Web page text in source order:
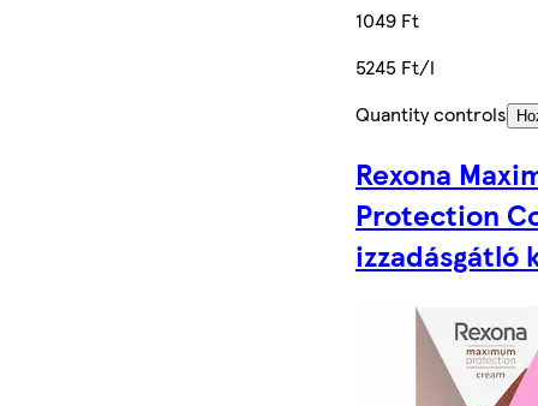
1049 Ft
5245 Ft/l
Quantity controls
Rexona
Protection
izzadásgátló